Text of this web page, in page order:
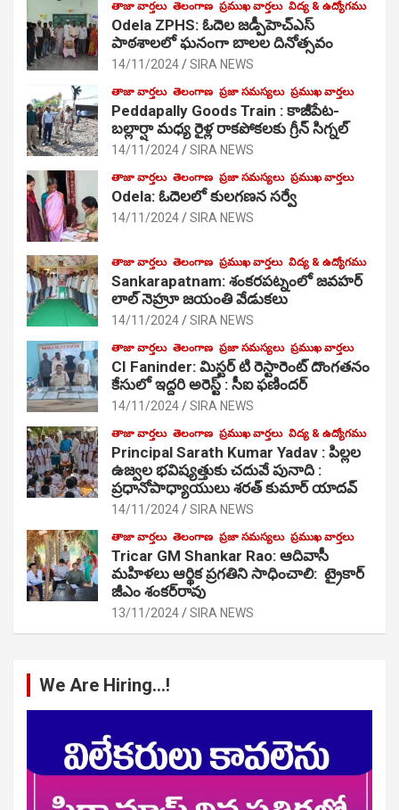
తాజా వార్తలు తెలంగాణ ప్రముఖ వార్తలు విద్య & ఉద్యోగము
Odela ZPHS: ఓదెల జ‌డ్పీహెచ్ఎస్
పాఠ‌శాల‌లో ఘనంగా బాలల దినోత్సవం
14/11/2024 SIRA NEWS
తాజా వార్తలు తెలంగాణ ప్రజా సమస్యలు ప్రముఖ వార్తలు
Peddapally Goods Train : కాజీపేట-
బల్లార్షా మధ్య రైళ్ల రాకపోకలకు గ్రీన్ సిగ్నల్
14/11/2024 SIRA NEWS
తాజా వార్తలు తెలంగాణ ప్రజా సమస్యలు ప్రముఖ వార్తలు
Odela: ఓదెలలో కులగణన సర్వే
14/11/2024 SIRA NEWS
తాజా వార్తలు తెలంగాణ ప్రముఖ వార్తలు విద్య & ఉద్యోగము
Sankarapatnam: శంకరపట్నంలో జవహర్
లాల్ నెహ్రూ జయంతి వేడుకలు
14/11/2024 SIRA NEWS
తాజా వార్తలు తెలంగాణ ప్రజా సమస్యలు ప్రముఖ వార్తలు
CI Faninder: మిస్టర్ టి రెస్టారెంట్ దొంగతనం
కేసులో ఇద్దరి అరెస్ట్ : సీఐ ఫణిందర్
14/11/2024 SIRA NEWS
తాజా వార్తలు తెలంగాణ ప్రముఖ వార్తలు విద్య & ఉద్యోగము
Principal Sarath Kumar Yadav : పిల్లల
ఉజ్వల భవిష్యత్తుకు చదువే పునాది :
ప్రధానోపాధ్యాయులు శరత్ కుమార్ యాదవ్
14/11/2024 SIRA NEWS
తాజా వార్తలు తెలంగాణ ప్రజా సమస్యలు ప్రముఖ వార్తలు
Tricar GM Shankar Rao: ఆదివాసీ
మహిళలు ఆర్థిక ప్రగతిని సాధించాలి: ట్రైకార్
జీఎం శంకర్‌రావు
13/11/2024 SIRA NEWS
We Are Hiring…!